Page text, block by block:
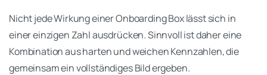
Nicht jede Wirkung einer Onboarding Box lässt sich in
einer einzigen Zahl ausdrücken. Sinnvoll ist daher eine
Kombination aus harten und weichen Kennzahlen, die
gemeinsam ein vollständiges Bild ergeben.